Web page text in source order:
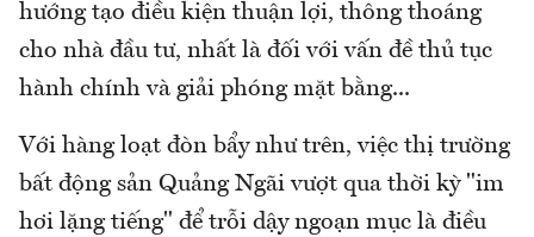
hướng tạo điều kiện thuận lợi, thông thoáng
cho nhà đầu tư, nhất là đối với vấn đề thủ tục
hành chính và giải phóng mặt bằng...
Với hàng loạt đòn bẩy như trên, việc thị trường
bất động sản Quảng Ngãi vượt qua thời kỳ "im
hơi lặng tiếng" để trỗi dậy ngoạn mục là điều